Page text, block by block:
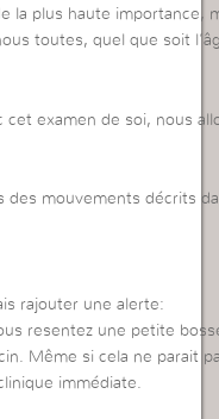
la plus haute importance,
toutes, quel que soit
cet examen de soi, nous
mouvements décrits
rajouter une alerte:
resentez une petite
Même si cela ne parait
immédiate.